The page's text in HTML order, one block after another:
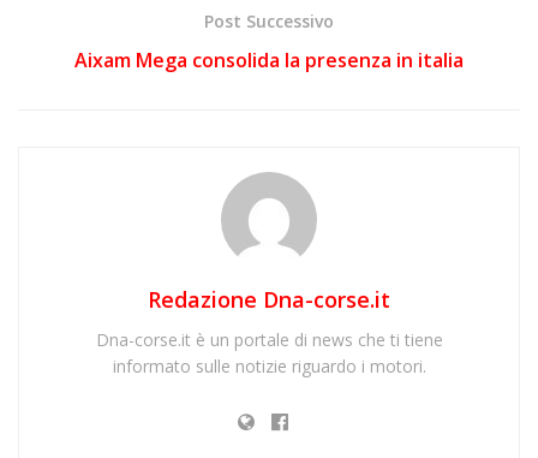
Post Successivo
Aixam Mega consolida la presenza in italia
Redazione Dna-corse.it
Dna-corse.it è un portale di news che ti tiene
informato sulle notizie riguardo i motori.